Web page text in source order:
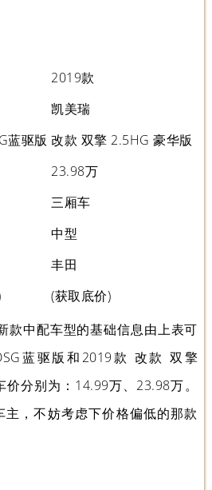
2019款
凯美瑞
蓝驱版 改款 双擎 2.5HG 豪华版
23.98万
三厢车
中型
丰田
(获取底价)
款中配车型的基础信息由上表可
蓝驱版和2019款 改款 双擎
分别为：14.99万、23.98万。
，不妨考虑下价格偏低的那款